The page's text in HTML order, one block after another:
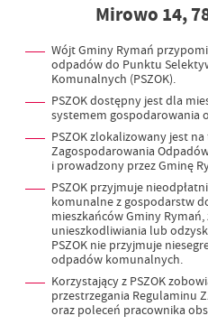
Mirowo 14,
Wójt Gminy Rymań
odpadów do Punktu
Komunalnych (PSZOK).
PSZOK dostępny jest dla
systemem gospodarowania
PSZOK zlokalizowany jest
Zagospodarowania
i prowadzony przez Gminę
PSZOK przyjmuje
komunalne z gospodarstw
mieszkańców Gminy
unieszkodliwiania lub
PSZOK nie przyjmuje
odpadów komunalnych.
Korzystający z PSZOK
przestrzegania Regulaminu
oraz poleceń pracownika